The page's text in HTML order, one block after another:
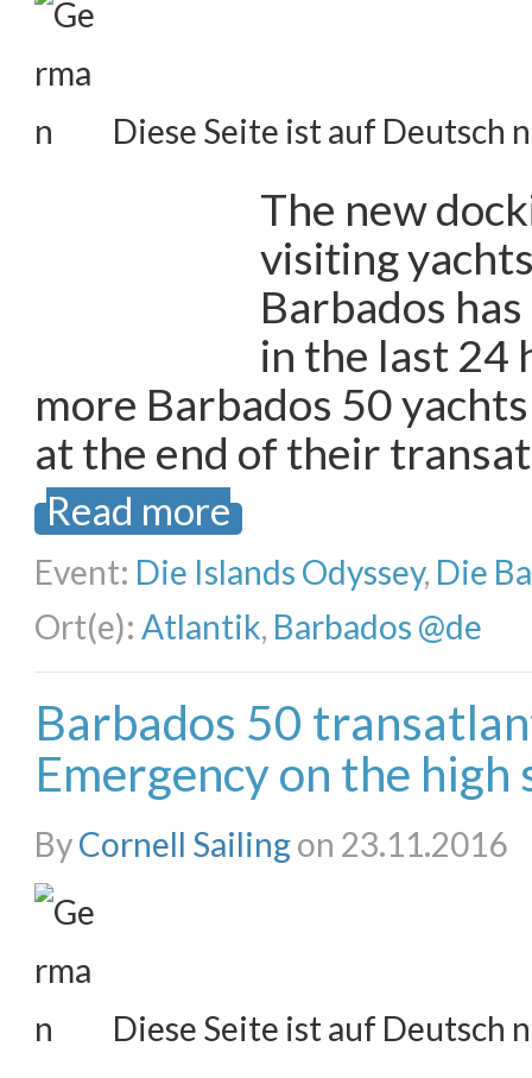
Diese Seite ist auf Deutsch
The new
visiting
Barbados
in the last 24
more Barbados 50
at the end of their
Read more
Event: Die Islands Odyssey, Die
Ort(e): Atlantik, Barbados @de
Barbados 50
Emergency on the high
ByCornell Sailingon 23.11.2016
Diese Seite ist auf Deutsch